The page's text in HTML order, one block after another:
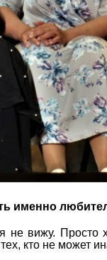
именно
не вижу. Просто
кто не может